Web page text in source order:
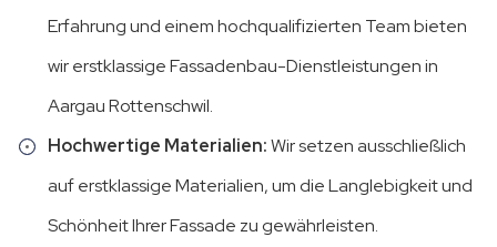
Erfahrung und einem hochqualifizierten Team bieten
wir erstklassige Fassadenbau-Dienstleistungen in
Aargau Rottenschwil.
Hochwertige Materialien:Wir setzen ausschließlich
auf erstklassige Materialien, um die Langlebigkeit und
Schönheit Ihrer Fassade zu gewährleisten.